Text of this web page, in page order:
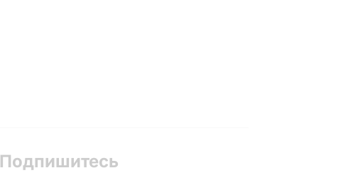
Подпишитесь